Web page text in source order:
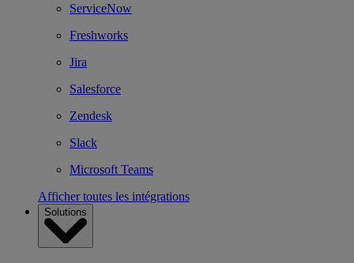
ServiceNow
Freshworks
Jira
Salesforce
Zendesk
Slack
Microsoft Teams
Afficher toutes les intégrations
Solutions